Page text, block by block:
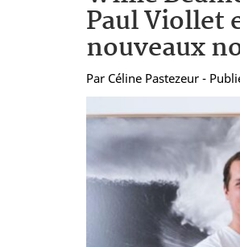
Paul Viollet
nouveaux
Par Céline Pastezeur -